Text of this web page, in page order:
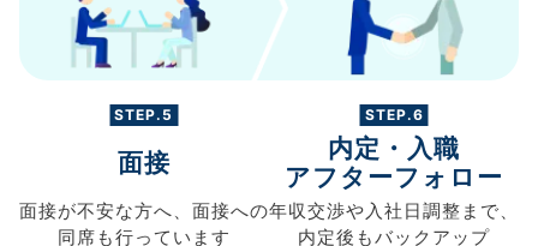
STEP.5
面接
面接が不安な方へ、 面接への
同席も行っています
STEP.6
内定・入職
アフターフォロー
年収交渉や入社日調整まで、
内定後もバックアップ